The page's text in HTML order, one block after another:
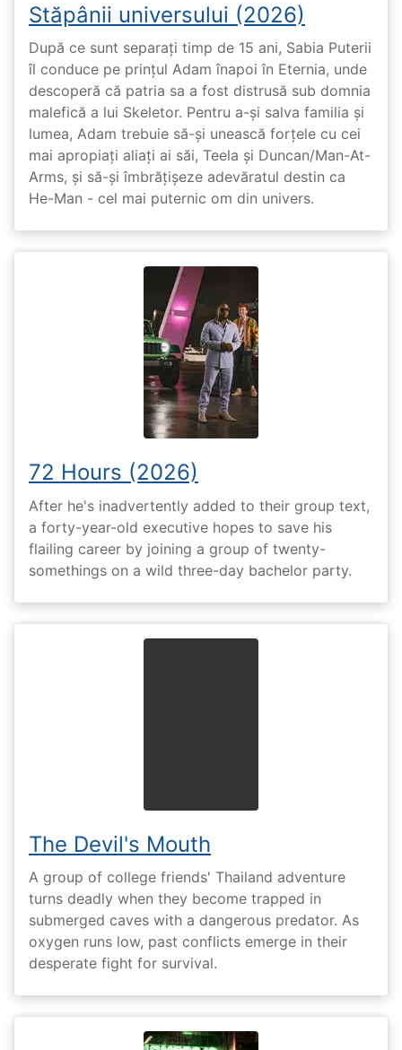
Stăpânii universului (2026)
După ce sunt separați timp de 15 ani, Sabia Puterii
îl conduce pe prințul Adam înapoi în Eternia, unde
descoperă că patria sa a fost distrusă sub domnia
malefică a lui Skeletor. Pentru a-și salva familia și
lumea, Adam trebuie să-și unească forțele cu cei
mai apropiați aliați ai săi, Teela și Duncan/Man-At-
Arms, și să-și îmbrățișeze adevăratul destin ca
He-Man - cel mai puternic om din univers.
72 Hours (2026)
After he's inadvertently added to their group text,
a forty-year-old executive hopes to save his
flailing career by joining a group of twenty-
somethings on a wild three-day bachelor party.
The Devil's Mouth
A group of college friends' Thailand adventure
turns deadly when they become trapped in
submerged caves with a dangerous predator. As
oxygen runs low, past conflicts emerge in their
desperate fight for survival.